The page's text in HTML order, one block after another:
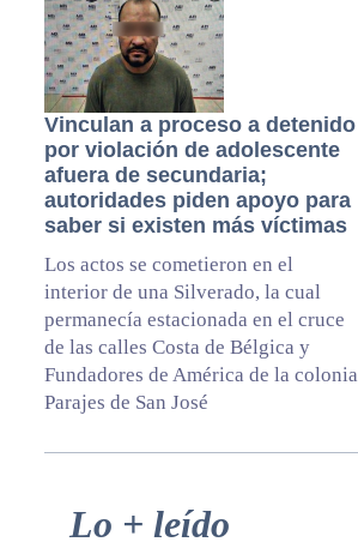
Vinculan a proceso a detenido
por violación de adolescente
afuera de secundaria;
autoridades piden apoyo para
saber si existen más víctimas
Los actos se cometieron en el
interior de una Silverado, la cual
permanecía estacionada en el cruce
de las calles Costa de Bélgica y
Fundadores de América de la colonia
Parajes de San José
Primary
Lo + leído